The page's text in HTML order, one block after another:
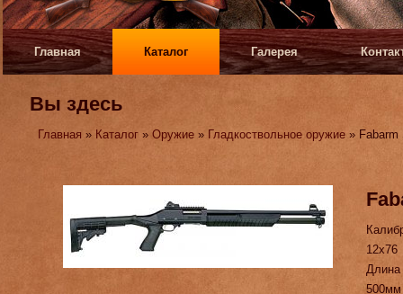
Главная Каталог Галерея
Вы здесь
Главная » Каталог »Оружие » Гладкоствольное оружие » Fabarm
12х76
500мм